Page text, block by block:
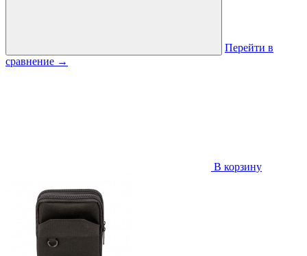
Перейти в
сравнение →
В корзину